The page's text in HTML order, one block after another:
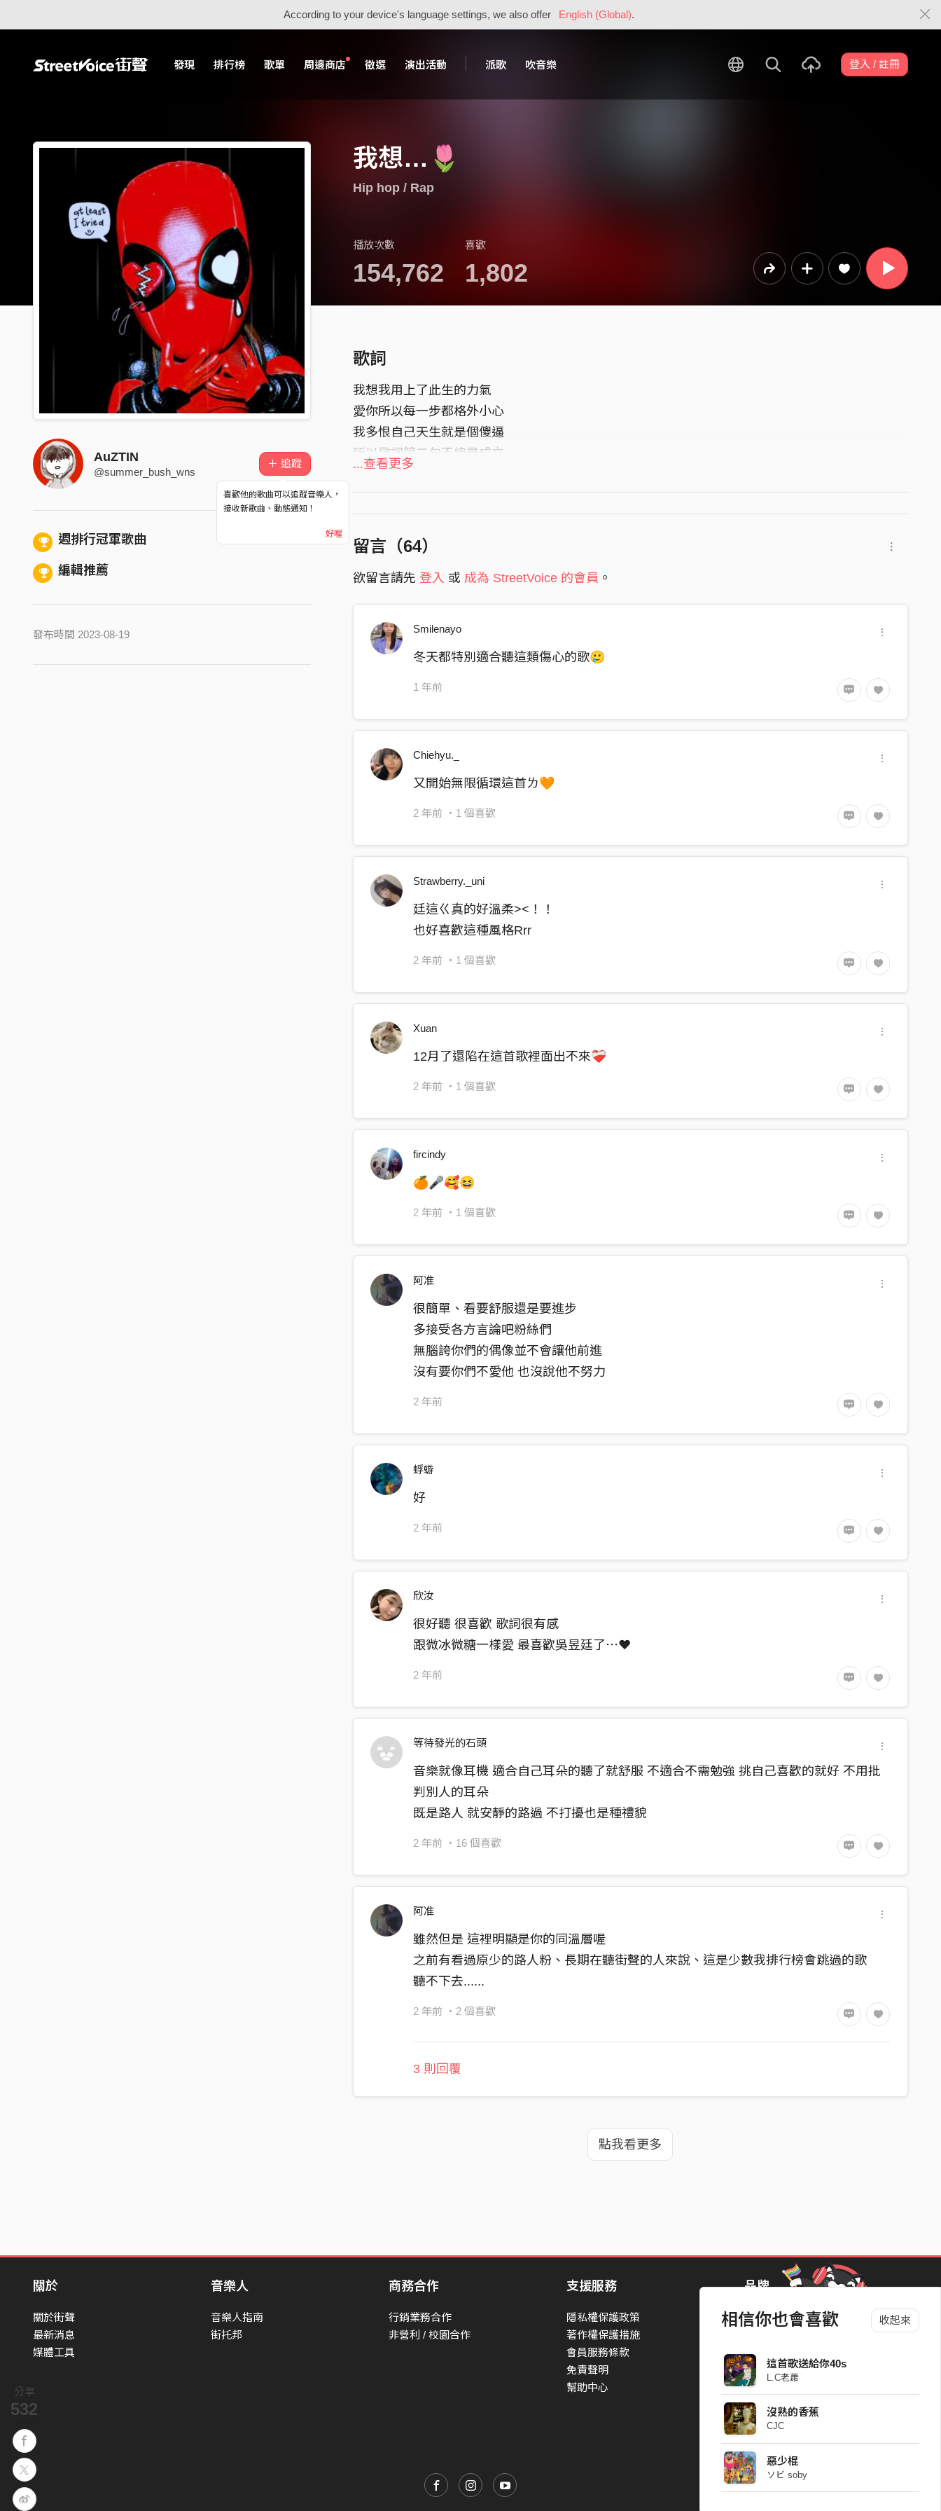
According to your device's language settings, we also offer English (Global).
發現 排行榜 歌單 周邊商店 徵選 演出活動 派歌 吹音樂 登入 / 註冊
分享
532
相信你也會喜歡 收起來
這首歌送給你40s
L.C老蕭
沒熟的香蕉
CJC
惡少棍
ソビ soby
我想…🌷
Hip hop / Rap
播放次數
154,762
喜歡
1,802
AuZTIN
@summer_bush_wns
＋ 追蹤
喜歡他的歌曲可以追蹤音樂人，
接收新歌曲、動態通知！
好喔
週排行冠軍歌曲
編輯推薦
發布時間 2023-08-19
歌詞
我想我用上了此生的力氣
愛你所以每一步都格外小心
我多恨自己天生就是個傻逼
所以歌詞第二句不總是成立
而我以為這是愛必經的磨合期
吻過小指拉勾的承諾成立
以為還有時間能夠讓我去努力
但卻沒看見在你心裡雨不停
你說有天總會有人教我如何愛人
但是如果少了你又怎麼算是愛呢
剛出航的船何必斷了他的帆繩
你從不要求太多 心卻被我輕易踩破
誰把心頭上了把鎖 誰讓一切重新來過
就當是我太慢懂
像瓶中信流太久
還想當你的愛寵
還想把你的愛寵
還想再聽你半夢半醒說愛我
時間不夠讓我持續反覆練習
數著雨滴想著屬於彼此的曾經
怕這是結局
就算說再多都沒用
還是甘願為你墜落
到脈搏的盡頭
你愛的
每顆繁星穿過太空 要幾光年的距離
能不能再多給我幾分鐘改寫我們的續集
哪怕你的謎底猜不透 但這次我認真傾聽
像瓶中信流太久
像有些旋律總是跟不上伴奏
還想當你的愛寵
...查看更多
留言（64）
欲留言請先 登入 或 成為 StreetVoice 的會員 。
Smilenayo
冬天都特別適合聽這類傷心的歌🥲
1 年前
Chiehyu._
又開始無限循環這首ㄌ🧡
2 年前 ・1 個喜歡
Strawberry._uni
廷這ㄍ真的好溫柔><！！
也好喜歡這種風格Rrr
2 年前 ・1 個喜歡
Xuan
12月了還陷在這首歌裡面出不來❤️‍🩹
2 年前 ・1 個喜歡
fircindy
🍊🎤🥰😆
2 年前 ・1 個喜歡
阿准
很簡單、看要舒服還是要進步
多接受各方言論吧粉絲們
無腦誇你們的偶像並不會讓他前進
沒有要你們不愛他 也沒說他不努力
2 年前
蜉蝣
好
2 年前
欣汝
很好聽 很喜歡 歌詞很有感
跟微冰微糖一樣愛 最喜歡吳昱廷了⋯❤️
2 年前
等待發光的石頭
音樂就像耳機 適合自己耳朵的聽了就舒服 不適合不需勉強 挑自己喜歡的就好 不用批
判別人的耳朵
既是路人 就安靜的路過 不打擾也是種禮貌
2 年前 ・16 個喜歡
阿准
雖然但是 這裡明顯是你的同溫層喔
之前有看過原少的路人粉、長期在聽街聲的人來說、這是少數我排行榜會跳過的歌
聽不下去......
2 年前 ・2 個喜歡
3 則回覆
點我看更多
關於
關於街聲
最新消息
媒體工具
音樂人
音樂人指南
街托邦
商務合作
行銷業務合作
非營利 / 校園合作
支援服務
隱私權保護政策
著作權保護措施
會員服務條款
免責聲明
幫助中心
品牌
StreetVoice Awards 街聲音樂獎
Blow 吹音樂
Packer 派歌
SimpleLife 簡單生活節
ParkPark Carnival
一起比 YEAH 吧